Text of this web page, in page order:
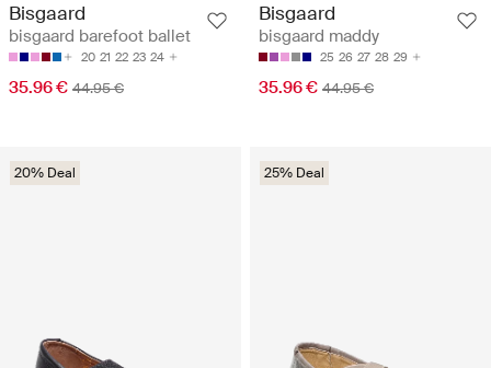
Bisgaard
bisgaard barefoot ballet
20 21 22 23 24
35.96 € 44.95 €
Bisgaard
bisgaard maddy
25 26 27 28 29
35.96 € 44.95 €
20% Deal 25% Deal